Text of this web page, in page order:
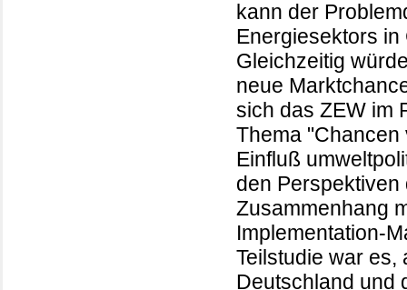
kann der
Energiesektors
Gleichzeitig
neue
sich das ZEW im
Thema
Einfluß
den
Zusammenhang
Implementation-
Teilstudie war es,
Deutschland und